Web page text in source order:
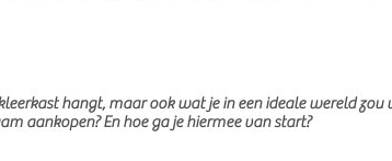
hangt, maar ook wat je in een ideale wereld
aankopen? En hoe ga je hiermee van start?